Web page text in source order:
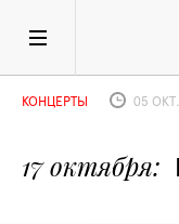
17 октября
КОНЦЕРТЫ 05 ОКТ.